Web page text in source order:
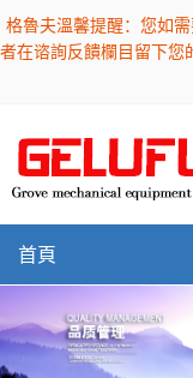
格魯夫溫馨提醒：您如
者在谘詢反饋欄目留下您
首頁